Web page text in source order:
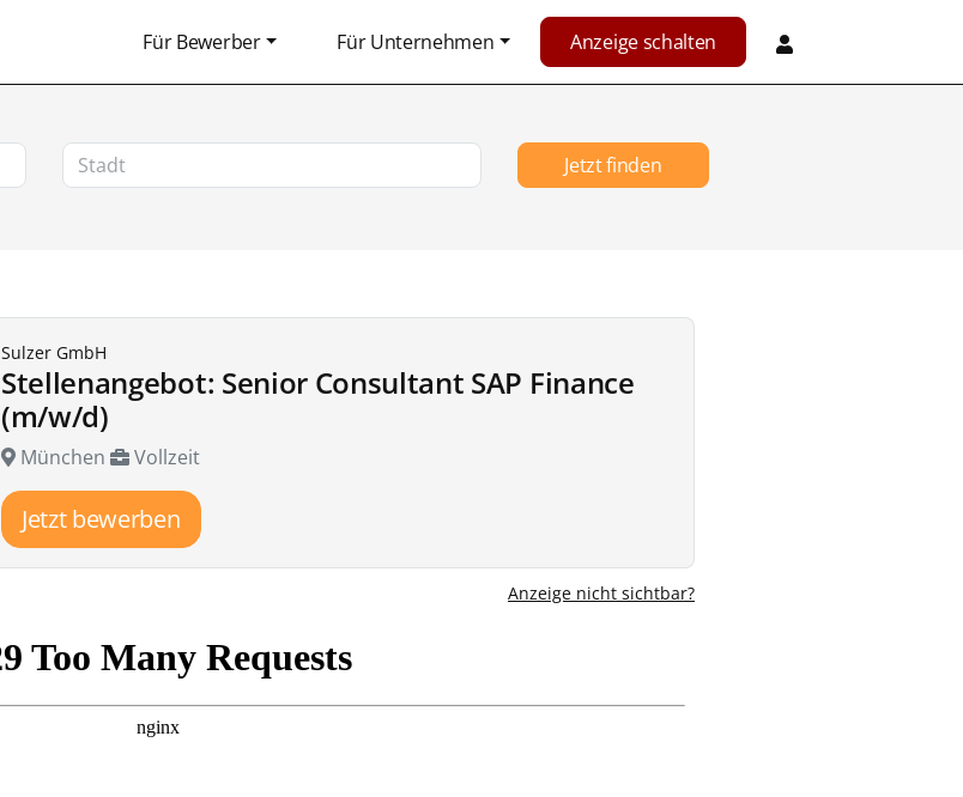
Für Bewerber Für Unternehmen Anzeige schalten
Jetzt finden
Sulzer GmbH
Stellenangebot: Senior Consultant SAP Finance
(m/w/d)
München Vollzeit
Jetzt bewerben
Anzeige nicht sichtbar?